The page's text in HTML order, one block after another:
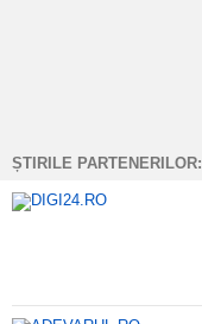
ȘTIRILE PARTENERILOR: